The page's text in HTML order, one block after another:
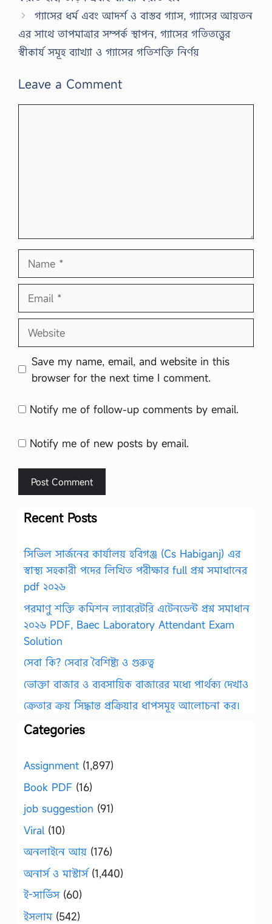
গ্যাসের ধর্ম এবং আদর্শ ও বাস্তব গ্যাস, গ্যাসের আয়তন
এর সাথে তাপমাত্রার সম্পর্ক স্থাপন, গ্যাসের গতিতত্ত্বের
স্বীকার্য সমূহ ব্যাখ্যা ও গ্যাসের গতিশক্তি নির্ণয়
Leave a Comment
Name
Email
Website
Save my name, email, and website in this
browser for the next time I comment.
Notify me of follow-up comments by email.
Notify me of new posts by email.
Recent Posts
সিভিল সার্জনের কার্যালয় হবিগঞ্জ (Cs Habiganj) এর
স্বাস্থ্য সহকারী পদের লিখিত পরীক্ষার full প্রশ্ন সমাধানের
pdf ২০২৬
পরমাণু শক্তি কমিশন ল্যাবরেটরি এটেনডেন্ট প্রশ্ন সমাধান
২০২৬ PDF, Baec Laboratory Attendant Exam
Solution
সেবা কি? সেবার বৈশিষ্ট্য ও গুরুত্ব
ভোক্তা বাজার ও ব্যবসায়িক বাজারের মধ্যে পার্থক্য দেখাও
ক্রেতার ক্রয় সিদ্ধান্ত প্রক্রিয়ার ধাপসমূহ আলোচনা কর।
Categories
Assignment (1,897)
Book PDF (16)
job suggestion (91)
Viral (10)
অনলাইনে আয় (176)
অনার্স ও মাস্টার্স(1,440)
ই-সার্ভিস(60)
ইসলাম(542)